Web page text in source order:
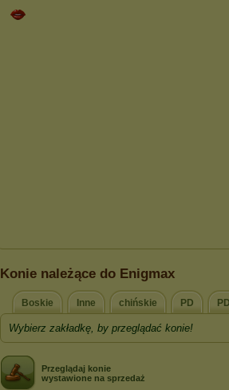
Konie należące do Enigmax
Boskie Inne chińskie PD
Wybierz zakładkę, by przeglądać konie!
Przeglądaj konie
wystawione na sprzedaż